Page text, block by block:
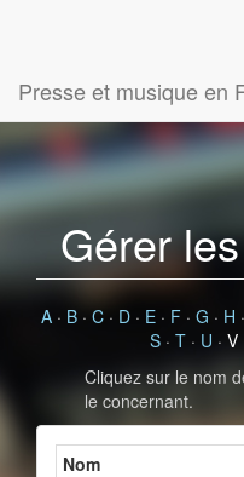
Presse et musique en
Gérer
A · B · C · D · E · F · G · H ·
S· T· U · V
Cliquez sur le nom
le concernant.
Nom